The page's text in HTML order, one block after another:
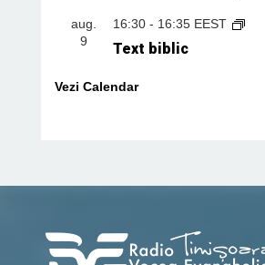
aug.
9
16:30- 16:35 EEST
Text biblic
Vezi Calendar